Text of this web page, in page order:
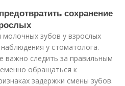
сохранение
зубов у взрослых
у стоматолога.
важно следить за правильным
обращаться к
задержки смены зубов.